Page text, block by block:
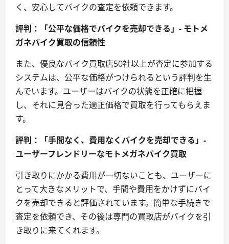
く、安心してバイクの査定を依頼できます。
評判：「公平な価格でバイクを売却できる」- モトメ
ガネバイク買取の信頼性
また、優良なバイク買取店50社以上が査定に参加する
システムは、公平な価格がつけられるという評判を生
んでいます。ユーザーはバイクの状態を正確に把握
し、それに見合った適正価格で買取を行ってもらえま
す。
評判：「手間なく、費用なくバイクを売却できる」-
ユーザーフレンドリーなモトメガネバイク買取
引き取りにかかる費用が一切ないことも、ユーザーに
とって大きなメリットで、手間や費用をかけずにバイ
クを売却できると評価されています。簡単な手続きで
査定を依頼でき、その後は専門の買取店がバイクを引
き取りに来てくれます。